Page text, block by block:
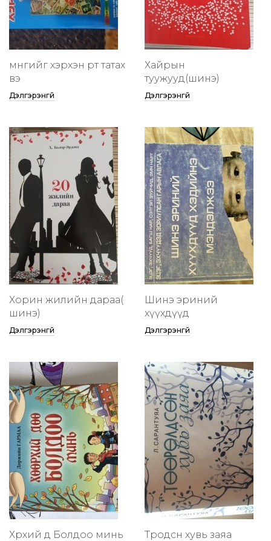
мөнгийг хэрхэн өөртөө татах
вэ
Дэлгэрэнгүй
Хайрын
туужууд(шинэ)
Дэлгэрэнгүй
Хорин жилийн дараа(
шинэ)
Дэлгэрэнгүй
Шинэ эриний
хүүхдүүд
Дэлгэрэнгүй
Хөөрхий дөө Болдоо минь Төөрөодсөн хувь заяа